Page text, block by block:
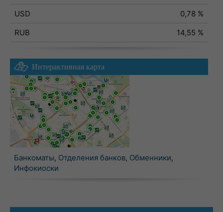
USD
0,78 %
RUB
14,55 %
Интерактивная карта
Банкоматы, Отделения банков, Обменники,
Инфокиоски